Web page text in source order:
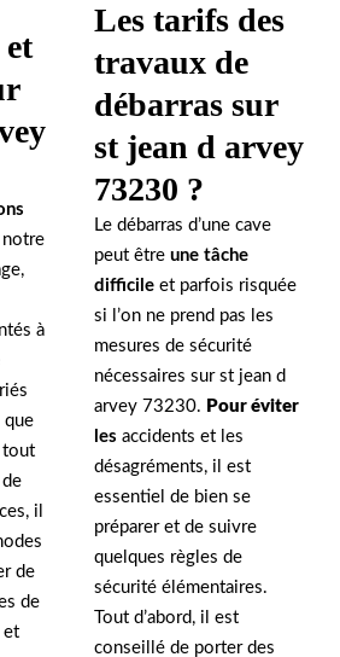
notre
à
que
tout
il
de
de
et
Les tarifs des
travaux de
débarras sur
st jean d arvey
73230 ?
Le débarras d’une cave
peut être une tâche
difficile et parfois risquée
si l’on ne prend pas les
mesures de sécurité
nécessaires sur st jean d
arvey 73230. Pour éviter
les accidents et les
désagréments, il est
essentiel de bien se
préparer et de suivre
quelques règles de
sécurité élémentaires.
Tout d’abord, il est
conseillé de porter des